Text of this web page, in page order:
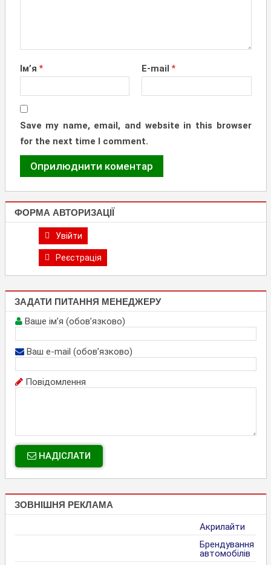
Ім’я * E-mail *
Save my name, email, and website in this browser
for the next time I comment.
ФОРМА АВТОРИЗАЦІЇ
Увійти
Реєстрація
ЗАДАТИ ПИТАННЯ МЕНЕДЖЕРУ
Ваше ім’я (обов’язково)
Ваш e-mail (обов’язково)
Повідомлення
НАДІСЛАТИ
ЗОВНІШНЯ РЕКЛАМА
Акрилайти
Брендування
автомобілів